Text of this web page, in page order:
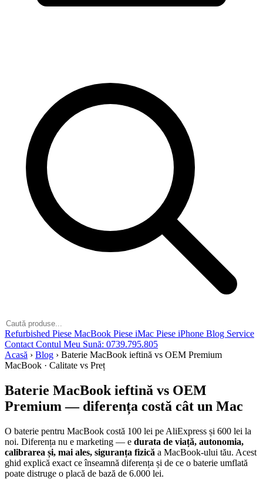
Refurbished Piese MacBook Piese iMac Piese iPhone Blog Service
Contact Contul Meu Sună: 0739.795.805
Acasă › Blog › Baterie MacBook ieftină vs OEM Premium
MacBook · Calitate vs Preț
Baterie MacBook ieftină vs OEM
Premium — diferența costă cât un Mac
O baterie pentru MacBook costă 100 lei pe AliExpress și 600 lei la
noi. Diferența nu e marketing — e durata de viață, autonomia,
calibrarea și, mai ales, siguranța fizică a MacBook-ului tău. Acest
ghid explică exact ce înseamnă diferența și de ce o baterie umflată
poate distruge o placă de bază de 6.000 lei.